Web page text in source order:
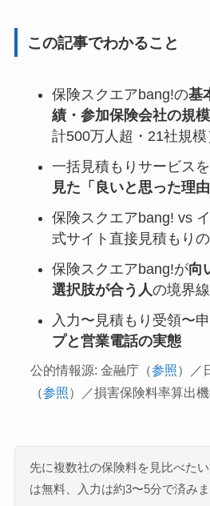
この記事でわかること
保険スクエアbang!の基
績・参加保険会社の規模
計500万人超・21社規模
一括見積もりサービスを
見た「良いと思った理由
保険スクエアbang! vs
式サイト直接見積もりの
保険スクエアbang!が向
選択肢が合う人の境界線
入力〜見積もり受領〜
プと営業電話の実態
公的情報源: 金融庁（参照）／
（参照）／損害保険料率算出
先に複数社の保険料を見比べた
は無料、入力は約3〜5分で済みま